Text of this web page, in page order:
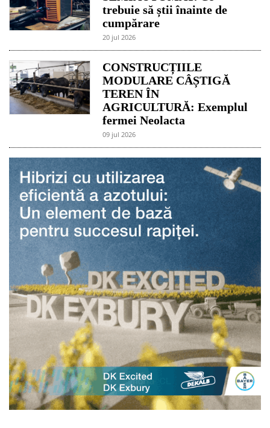
trebuie să știi înainte de
cumpărare
20 jul 2026
CONSTRUCȚIILE
MODULARE CÂȘTIGĂ
TEREN ÎN
AGRICULTURĂ: Exemplul
fermei Neolacta
09 jul 2026